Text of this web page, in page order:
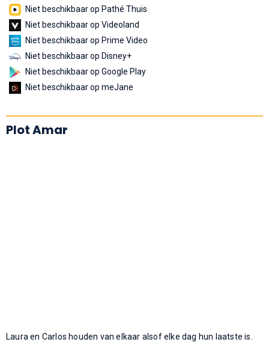
Niet beschikbaar op Pathé Thuis
Niet beschikbaar op Videoland
Niet beschikbaar op Prime Video
Niet beschikbaar op Disney+
Niet beschikbaar op Google Play
Niet beschikbaar op meJane
Plot Amar
Laura en Carlos houden van elkaar alsof elke dag hun laatste is.